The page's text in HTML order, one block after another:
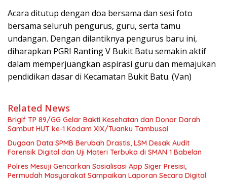
Acara ditutup dengan doa bersama dan sesi foto
bersama seluruh pengurus, guru, serta tamu
undangan. Dengan dilantiknya pengurus baru ini,
diharapkan PGRI Ranting V Bukit Batu semakin aktif
dalam memperjuangkan aspirasi guru dan memajukan
pendidikan dasar di Kecamatan Bukit Batu. (Van)
Related News
Brigif TP 89/GG Gelar Bakti Kesehatan dan Donor Darah
Sambut HUT ke-1 Kodam XIX/Tuanku Tambusai
Dugaan Data SPMB Berubah Drastis, LSM Desak Audit
Forensik Digital dan Uji Materi Terbuka di SMAN 1 Babelan
Polres Mesuji Gencarkan Sosialisasi App Siger Presisi,
Permudah Masyarakat Sampaikan Laporan Secara Digital